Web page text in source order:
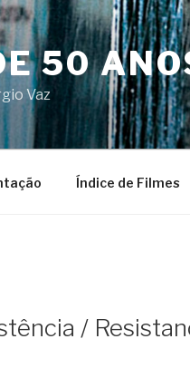
50
Vaz
Índice de Filmes
/